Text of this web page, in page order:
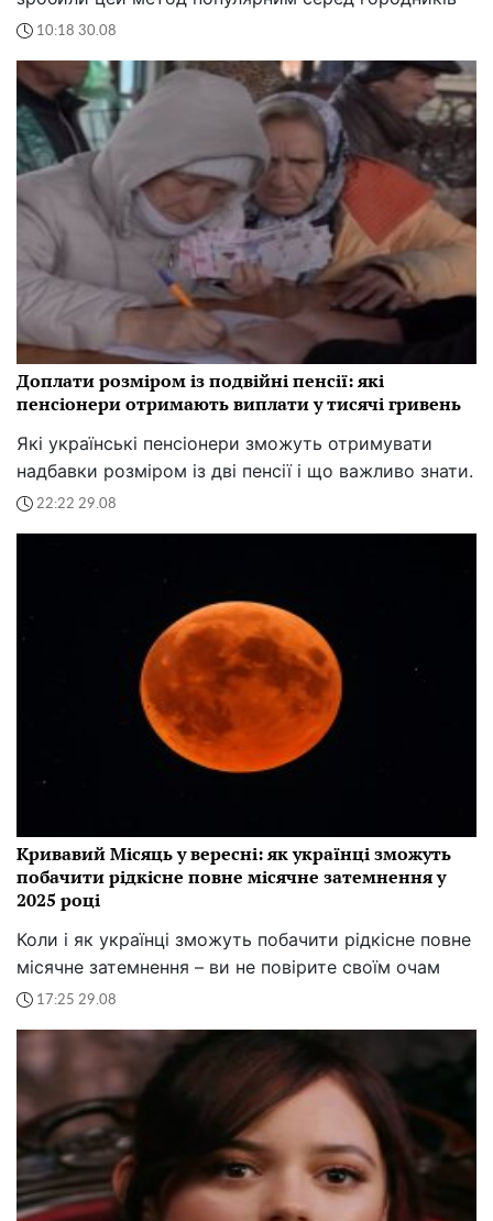
10:18 30.08
Доплати розміром із подвійні пенсії: які
пенсіонери отримають виплати у тисячі гривень
Які українські пенсіонери зможуть отримувати
надбавки розміром із дві пенсії і що важливо знати.
22:22 29.08
Кривавий Місяць у вересні: як українці зможуть
побачити рідкісне повне місячне затемнення у
2025 році
Коли і як українці зможуть побачити рідкісне повне
місячне затемнення – ви не повірите своїм очам
17:25 29.08